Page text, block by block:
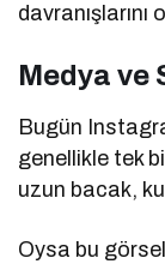
Medya ve
Bugün
genellikle tek
uzun bacak,
Oysa bu